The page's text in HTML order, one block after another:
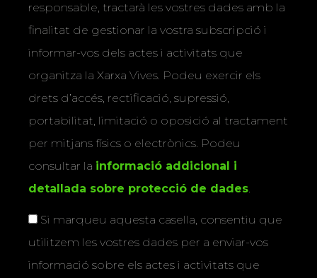
responsable, tractarà les vostres dades amb la
finalitat de gestionar la vostra subscripció i
informar-vos dels actes i activitats que
organitza la Xarxa Vives. Podeu exercir els
drets d’accés, rectificació, supressió,
portabilitat, limitació o oposició al tractament
per mitjans físics o electrònics. Podeu
consultar la informació addicional i
detallada sobre protecció de dades.
Si marqueu aquesta casella, consentiu que
utilitzem les vostres dades per a enviar-vos
informació sobre els actes i activitats que